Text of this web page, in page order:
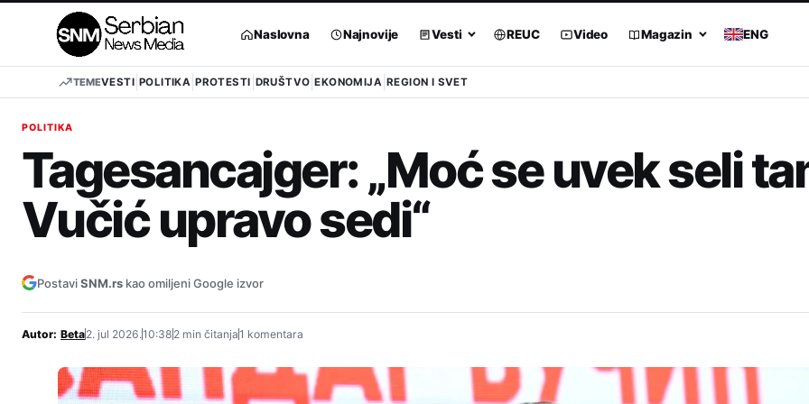
Naslovna Najnovije Vesti REUC Video Magazin ENG
TEMEVESTI POLITIKA PROTESTI DRUŠTVO EKONOMIJA REGION I SVET
POLITIKA
Tagesancajger: „Moć se uvek seli
Vučić upravo sedi“
PostaviSNM.rs kao omiljeni Google izvor
Autor: Beta2. jul 2026.10:38 2 min čitanja1 komentara